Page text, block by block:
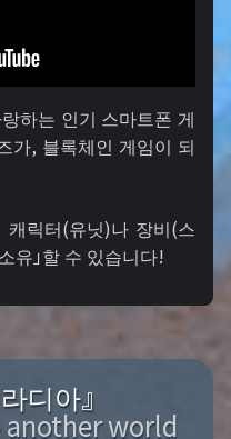
하는 인기 스마트폰 게
가, 블록체인 게임이 되
릭터(유닛)나 장비(스
유」할 수 있습니다!
디아』
world